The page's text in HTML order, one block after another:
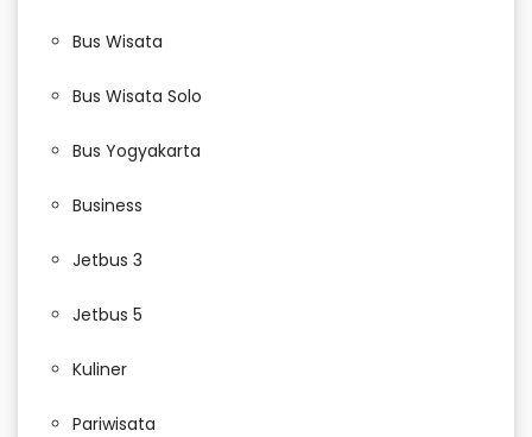
Bus Wisata
Bus Wisata Solo
Bus Yogyakarta
Business
Jetbus 3
Jetbus 5
Kuliner
Pariwisata